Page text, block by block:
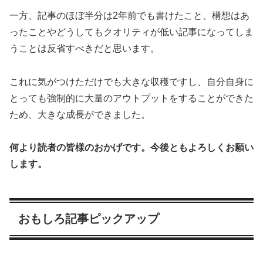
一方、記事のほぼ半分は2年前でも書けたこと、構想はあ
ったことやどうしてもクオリティが低い記事になってしま
うことは反省すべきだと思います。
これに気がつけただけでも大きな収穫ですし、自分自身に
とっても強制的に大量のアウトプットをすることができた
ため、大きな成長ができました。
何より読者の皆様のおかげです。今後ともよろしくお願い
します。
おもしろ記事ピックアップ